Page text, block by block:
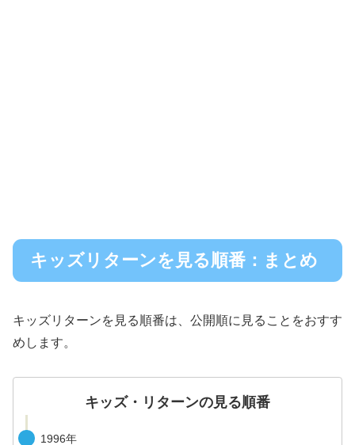
キッズリターンを見る順番：まとめ
キッズリターンを見る順番は、公開順に見ることをおすす
めします。
キッズ・リターンの見る順番
1996年